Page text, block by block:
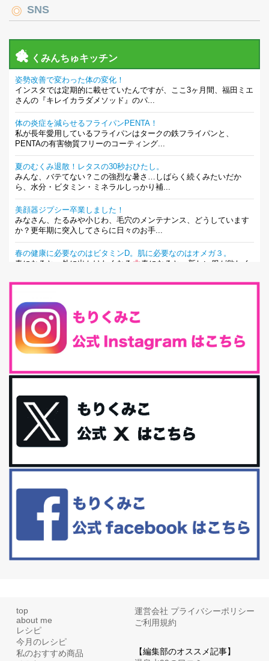
SNS
くみんちゅキッチン
姿勢改善で変わった体の変化！
インスタでは定期的に載せていたんですが、ここ3ヶ月間、福田ミエ
さんの『キレイカラダメソッド』のパ...
体の炎症を減らせるフライパンPENTA！
私が長年愛用しているフライパンはタークの鉄フライパンと、
PENTAの有害物質フリーのコーティング...
夏のむくみ退散！レタスの30秒おひたし。
みんな、バテてない？この強烈な暑さ…しばらく続くみたいだか
ら、水分・ビタミン・ミネラルしっかり補...
美顔器ジプシー卒業しました！
みなさん、たるみや小じわ、毛穴のメンテナンス、どうしています
か？更年期に突入してさらに日々のお手...
春の健康に必要なのはビタミンD。肌に必要なのはオメガ３。
春になると、外に出かけたくなる
春になると、新しい服が欲しく
最近、グラノーラ迷子になっていた私です。が、と〜〜〜っても美
味しくて栄養たっぷりのグラノーラを発...
腸活は「食事」だけだと思っていませんか？私の腸活完全版！
腸内環境を整えることは、健康維持の中でいっちばん大事！だと私
最近お風呂上がりの炭酸水をシリカシリカにしているんだけど確か
に髪と爪が丈夫になった気がする。炭酸...
体に優しい、私のふるさと納税５選。
今回は、最近毎回定期的に購入している「楽天ふるさと納税」の返
礼品トップ５を紹介します。今までいろ...
更年期を穏やかに乗りきるために今できる５つのこと。
といった更年期症状はまだ...
top
about me
レシピ
今月のレシピ
私のおすすめ商品
運営会社 プライバシーポリシー
ご利用規約
【編集部のオススメ記事】